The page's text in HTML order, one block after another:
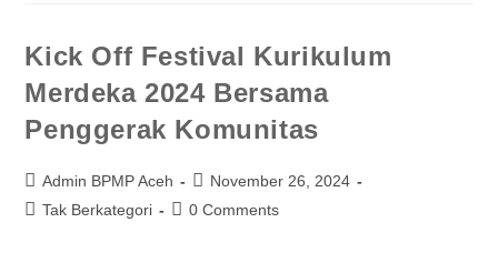
Kick Off Festival Kurikulum
Merdeka 2024 Bersama
Penggerak Komunitas
Admin BPMP Aceh
November 26, 2024
Tak Berkategori
0 Comments